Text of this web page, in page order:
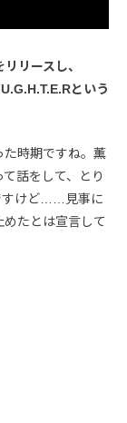
リースし、
という
た時期ですね。薫
話をして、とり
すけど……見事に
たとは宣言して